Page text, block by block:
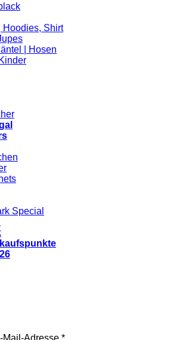
Hoodies, Shirt
| Hosen
Special
Erforderlich